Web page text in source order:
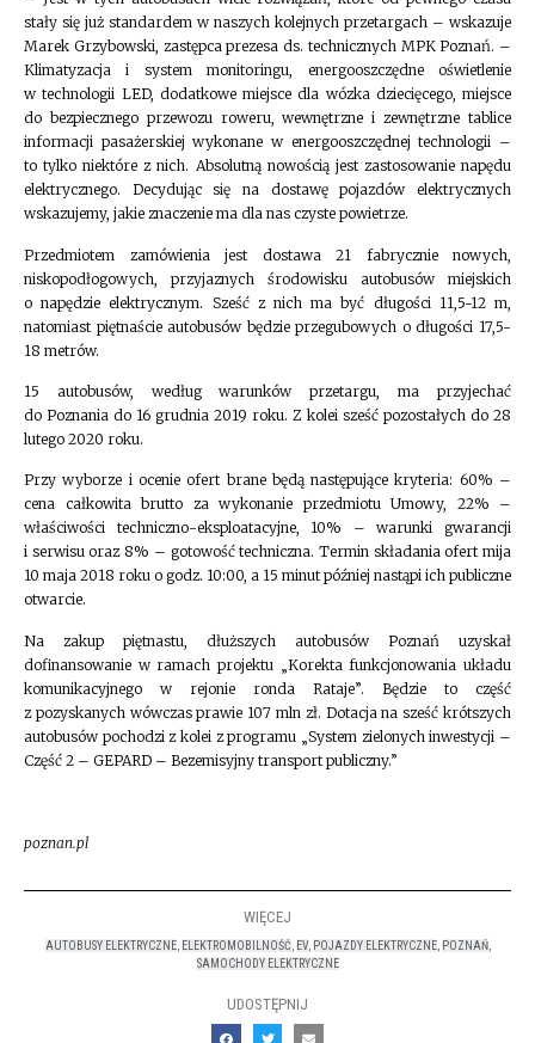
stały się już standardem w naszych kolejnych przetargach – wskazuje
Marek Grzybowski, zastępca prezesa ds. technicznych MPK Poznań. –
Klimatyzacja i system monitoringu, energooszczędne oświetlenie
w technologii LED, dodatkowe miejsce dla wózka dziecięcego, miejsce
do bezpiecznego przewozu roweru, wewnętrzne i zewnętrzne tablice
informacji pasażerskiej wykonane w energooszczędnej technologii –
to tylko niektóre z nich. Absolutną nowością jest zastosowanie napędu
elektrycznego. Decydując się na dostawę pojazdów elektrycznych
wskazujemy, jakie znaczenie ma dla nas czyste powietrze.
Przedmiotem zamówienia jest dostawa 21 fabrycznie nowych,
niskopodłogowych, przyjaznych środowisku autobusów miejskich
o napędzie elektrycznym. Sześć z nich ma być długości 11,5-12 m,
natomiast piętnaście autobusów będzie przegubowych o długości 17,5-
18 metrów.
15 autobusów, według warunków przetargu, ma przyjechać
do Poznania do 16 grudnia 2019 roku. Z kolei sześć pozostałych do 28
lutego 2020 roku.
Przy wyborze i ocenie ofert brane będą następujące kryteria: 60% –
cena całkowita brutto za wykonanie przedmiotu Umowy, 22% –
właściwości techniczno-eksploatacyjne, 10% – warunki gwarancji
i serwisu oraz 8% – gotowość techniczna. Termin składania ofert mija
10 maja 2018 roku o godz. 10:00, a 15 minut później nastąpi ich publiczne
otwarcie.
Na zakup piętnastu, dłuższych autobusów Poznań uzyskał
dofinansowanie w ramach projektu „Korekta funkcjonowania układu
komunikacyjnego w rejonie ronda Rataje”. Będzie to część
z pozyskanych wówczas prawie 107 mln zł. Dotacja na sześć krótszych
autobusów pochodzi z kolei z programu „System zielonych inwestycji –
Część 2 – GEPARD – Bezemisyjny transport publiczny.”
poznan.pl
WIĘCEJ
AUTOBUSY ELEKTRYCZNE, ELEKTROMOBILNOŚĆ EV, POJAZDY ELEKTRYCZNE, POZNAŃ,
SAMOCHODY ELEKTRYCZNE
UDOSTĘPNIJ